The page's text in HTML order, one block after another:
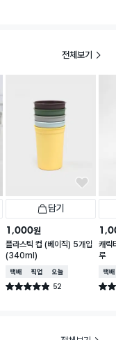
전체보기
담기
1,000원
플라스틱 컵 (베이직) 5개입
(340ml)
택배배송매장픽업오늘배송
별점 4.9점 52
건 작성
캐릭
루
택배
별점